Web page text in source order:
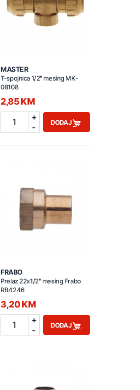
MASTER
T-spojnica 1/2" mesing MK-
08108
2,85 KM
1
+
-
DODAJ
FRABO
Prelaz 22x1/2" mesing Frabo
RB4246
3,20 KM
1
+
-
DODAJ